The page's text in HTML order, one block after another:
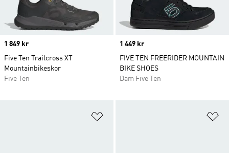
Price
1 849 kr
Five Ten Trailcross XT
Mountainbikeskor
Five Ten
Price
1 449 kr
FIVE TEN FREERIDER MOUNTAIN
BIKE SHOES
Dam Five Ten